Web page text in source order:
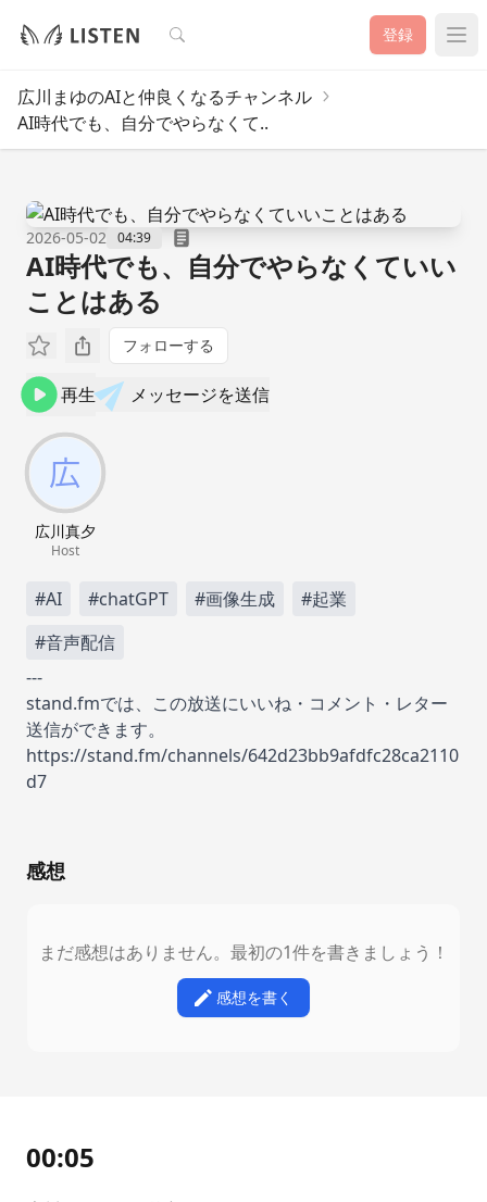
検索 登録
広川まゆのAIと仲良くなるチャンネル
AI時代でも、自分でやらなくて..
2026-05-02 04:39
AI時代でも、自分でやらなくていい
ことはある
フォローする
再生 メッセージを送信
広川真夕
Host
#AI #chatGPT #画像生成
#起業
#音声配信
---
stand.fmでは、この放送にいいね・コメント・レター
送信ができます。
https://stand.fm/channels/642d23bb9afdfc28ca2110
d7
感想
まだ感想はありません。最初の1件を書きましょう！
感想を書く
00:05